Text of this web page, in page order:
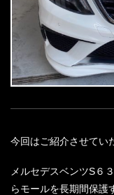
今回はご紹介させてい
メルセデスベンツS６
らモールを長期間保護